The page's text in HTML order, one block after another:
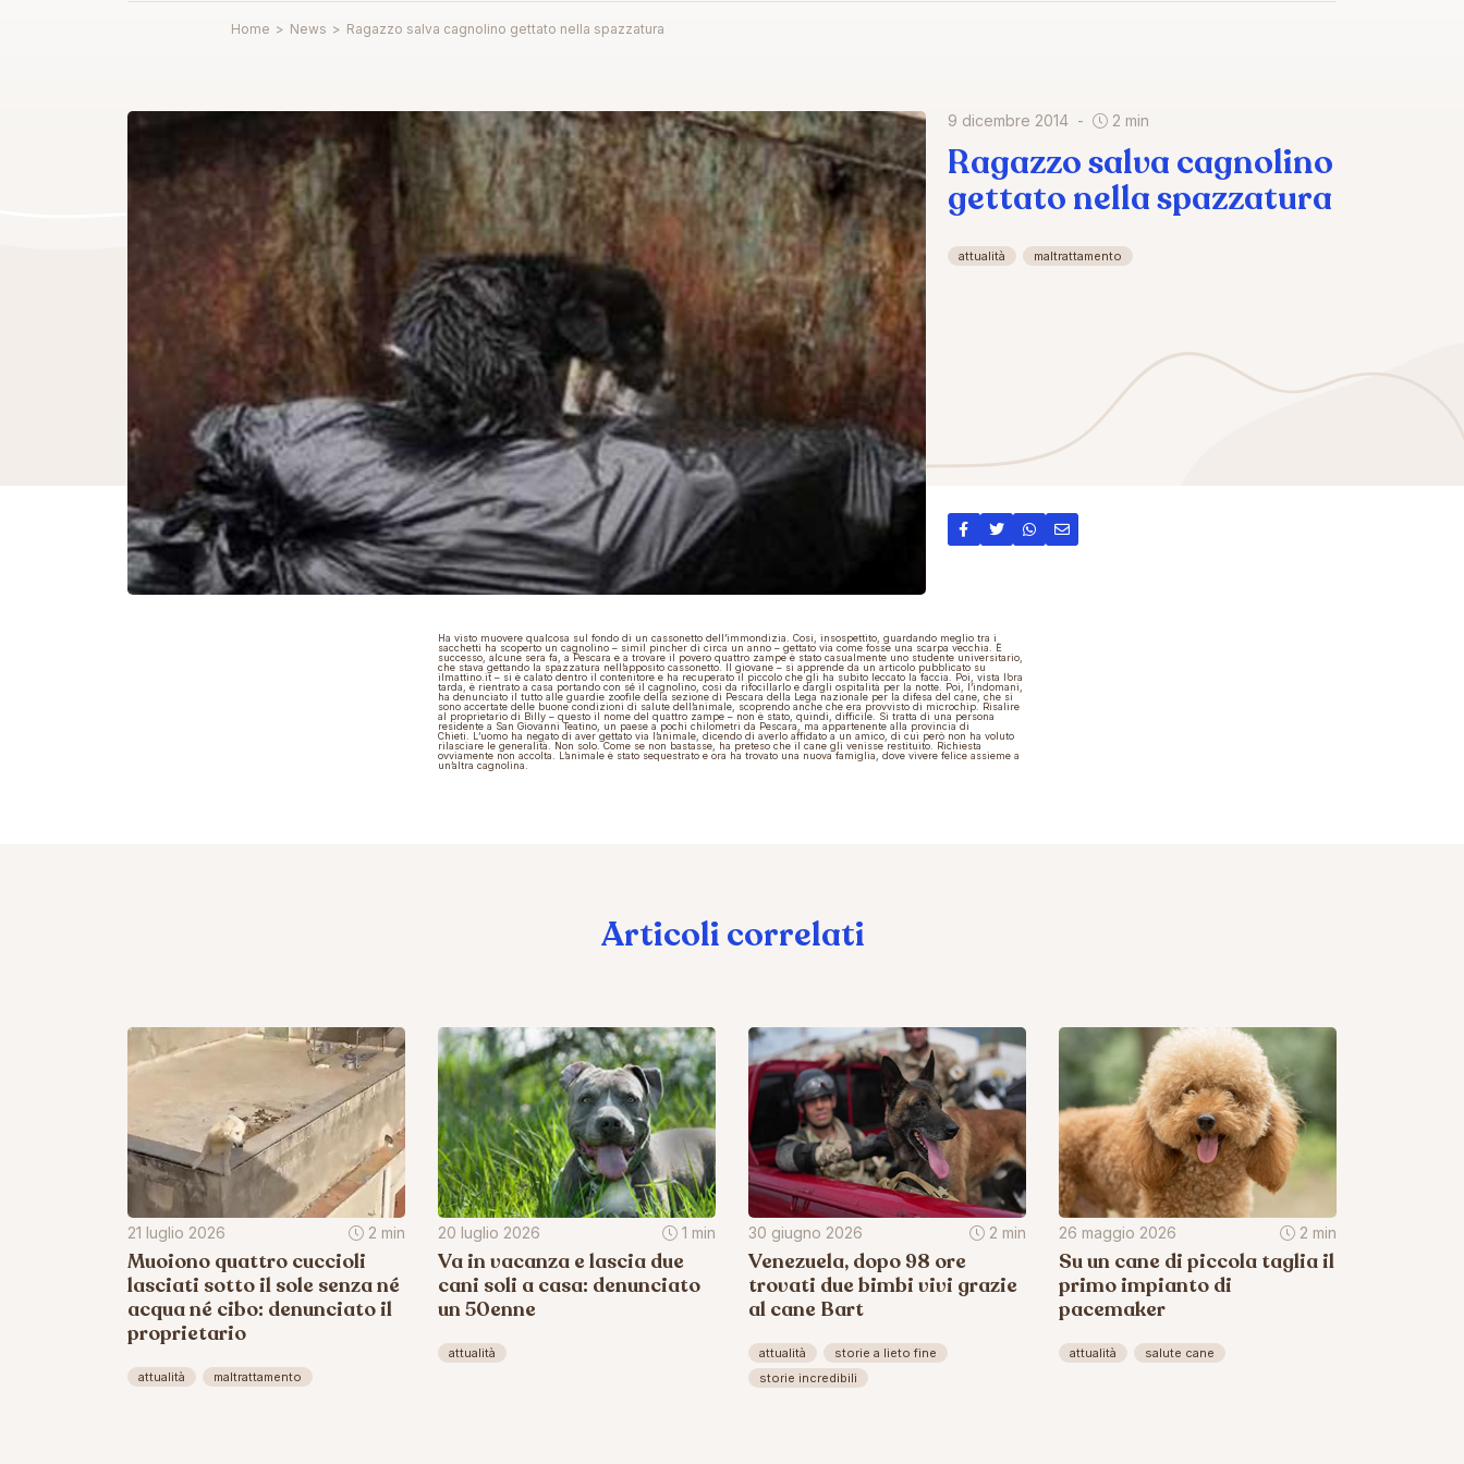
Home > News > Ragazzo salva cagnolino gettato nella spazzatura
9 dicembre 2014 2 min
Ragazzo salva cagnolino
gettato nella spazzatura
attualità maltrattamento
Ha visto muovere qualcosa sul fondo di un cassonetto dell’immondizia. Così, insospettito, guardando meglio tra i
sacchetti ha scoperto un cagnolino – simil pincher di circa un anno – gettato via come fosse una scarpa vecchia. È
successo, alcune sera fa, a Pescara e a trovare il povero quattro zampe è stato casualmente uno studente universitario,
che stava gettando la spazzatura nell’apposito cassonetto. Il giovane – si apprende da un articolo pubblicato su
ilmattino.it – si è calato dentro il contenitore e ha recuperato il piccolo che gli ha subito leccato la faccia. Poi, vista l’ora
tarda, è rientrato a casa portando con sé il cagnolino, così da rifocillarlo e dargli ospitalità per la notte. Poi, l’indomani,
ha denunciato il tutto alle guardie zoofile della sezione di Pescara della Lega nazionale per la difesa del cane, che si
sono accertate delle buone condizioni di salute dell’animale, scoprendo anche che era provvisto di microchip. Risalire
al proprietario di Billy – questo il nome del quattro zampe – non è stato, quindi, difficile. Si tratta di una persona
residente a San Giovanni Teatino, un paese a pochi chilometri da Pescara, ma appartenente alla provincia di
Chieti. L’uomo ha negato di aver gettato via l’animale, dicendo di averlo affidato a un amico, di cui però non ha voluto
rilasciare le generalità. Non solo. Come se non bastasse, ha preteso che il cane gli venisse restituito. Richiesta
ovviamente non accolta. L’animale è stato sequestrato e ora ha trovato una nuova famiglia, dove vivere felice assieme a
un’altra cagnolina.
Articoli correlati
21 luglio 2026 2 min
Muoiono quattro cuccioli
lasciati sotto il sole senza né
acqua né cibo: denunciato il
proprietario
attualità maltrattamento
20 luglio 2026 1 min
Va in vacanza e lascia due
cani soli a casa: denunciato
un 50enne
attualità
30 giugno 2026 2 min
Venezuela, dopo 98 ore
trovati due bimbi vivi grazie
al cane Bart
attualità
storie a lieto fine
storie incredibili
26 maggio 2026 2 min
Su un cane di piccola taglia il
primo impianto di
pacemaker
attualità salute cane